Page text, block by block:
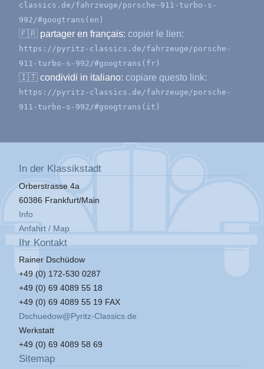
classics.de/fahrzeuge/porsche-911-turbo-s-
992/#googtrans(en)
🇫🇷 partager en français: copier le lien:
https://pyritz-classics.de/fahrzeuge/porsche-
911-turbo-s-992/#googtrans(fr)
🇮🇹 condividi in italiano: copiare questo link:
https://pyritz-classics.de/fahrzeuge/porsche-
911-turbo-s-992/#googtrans(it)
In der Klassikstadt
Orberstrasse 4a
60386 Frankfurt/Main
Info
Anfahrt / Map
Ihr Kontakt
Rainer Dschüdow
+49 (0) 172-530 0287
+49 (0) 69 4089 55 18
+49 (0) 69 4089 55 19 FAX
Dschuedow@Pyritz-Classics.de
Werkstatt
+49 (0) 69 4089 58 69
Sitemap